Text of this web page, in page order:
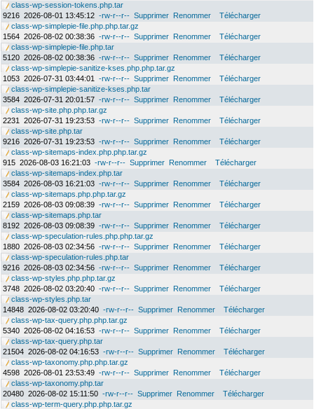
class-wp-session-tokens.php.tar
9216 2026-08-01 13:45:12 -rw-r--r-- Supprimer Renommer
Télécharger
class-wp-simplepie-file.php.php.tar.gz
1564 2026-08-02 00:38:36 -rw-r--r-- Supprimer Renommer
Télécharger
class-wp-simplepie-file.php.tar
5120 2026-08-02 00:38:36 -rw-r--r-- Supprimer Renommer
Télécharger
class-wp-simplepie-sanitize-kses.php.php.tar.gz
1053 2026-07-31 03:44:01 -rw-r--r-- Supprimer Renommer
Télécharger
class-wp-simplepie-sanitize-kses.php.tar
3584 2026-07-31 20:01:57 -rw-r--r-- Supprimer Renommer
Télécharger
class-wp-site.php.php.tar.gz
2231
2026-07-31 19:23:53 -rw-r--r-- Supprimer Renommer
Télécharger
class-wp-site.php.tar
9216 2026-07-31 19:23:53 -rw-r--r-- Supprimer Renommer
Télécharger
class-wp-sitemaps-index.php.php.tar.gz
915 2026-08-03 16:21:03 -rw-r--r-- Supprimer Renommer
Télécharger
class-wp-sitemaps-index.php.tar
3584 2026-08-03 16:21:03 -rw-r--r-- Supprimer Renommer
Télécharger
class-wp-sitemaps.php.php.tar.gz
2159 2026-08-03 09:08:39 -rw-r--r-- Supprimer Renommer
Télécharger
class-wp-sitemaps.php.tar
8192 2026-08-03 09:08:39 -rw-r--r-- Supprimer Renommer
Télécharger
class-wp-speculation-rules.php.php.tar.gz
1880 2026-08-03 02:34:56 -rw-r--r-- Supprimer Renommer
Télécharger
class-wp-speculation-rules.php.tar
9216 2026-08-03 02:34:56 -rw-r--r-- Supprimer Renommer
Télécharger
class-wp-styles.php.php.tar.gz
3748 2026-08-02 03:20:40 -rw-r--r-- Supprimer Renommer
Télécharger
class-wp-styles.php.tar
14848 2026-08-02 03:20:40 -rw-r--r-- Supprimer Renommer
Télécharger
class-wp-tax-query.php.php.tar.gz
5340 2026-08-02 04:16:53 -rw-r--r-- Supprimer Renommer
Télécharger
class-wp-tax-query.php.tar
21504 2026-08-02 04:16:53 -rw-r--r-- Supprimer Renommer
Télécharger
class-wp-taxonomy.php.php.tar.gz
4598 2026-08-01 23:53:49 -rw-r--r-- Supprimer Renommer
Télécharger
class-wp-taxonomy.php.tar
20480 2026-08-02 15:11:50 -rw-r--r-- Supprimer Renommer
Télécharger
class-wp-term-query.php.php.tar.gz